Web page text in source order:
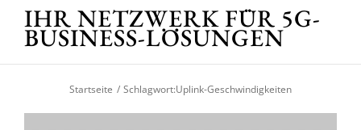
IHR NETZWERK FÜR 5G-
BUSINESS-LÖSUNGEN
Startseite Schlagwort:Uplink-Geschwindigkeiten